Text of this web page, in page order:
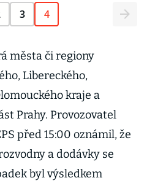
3 4
města či regiony
Libereckého,
kraje a
Prahy. Provozovatel
před 15:00 oznámil, že
a dodávky se
byl výsledkem